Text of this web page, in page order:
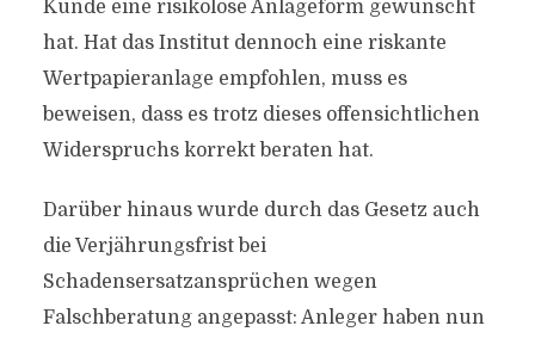
Kunde eine risikolose Anlageform gewünscht
hat. Hat das Institut dennoch eine riskante
Wertpapieranlage empfohlen, muss es
beweisen, dass es trotz dieses offensichtlichen
Widerspruchs korrekt beraten hat.
Darüber hinaus wurde durch das Gesetz auch
die Verjährungsfrist bei
Schadensersatzansprüchen wegen
Falschberatung angepasst: Anleger haben nun